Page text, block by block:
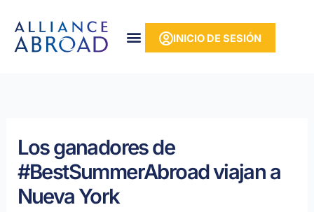
contenido
INICIO DE SESIÓN
Los ganadores de
#BestSummerAbroad viajan a
Nueva York